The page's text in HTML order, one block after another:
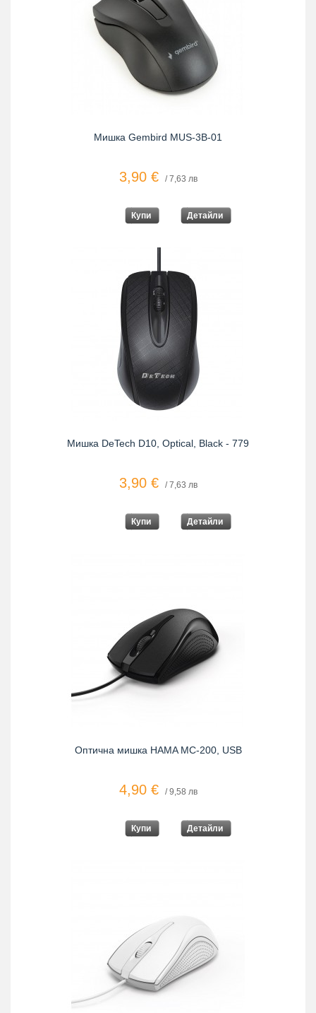
Мишка Gembird MUS-3B-01
3,90 € / 7,63 лв
Купи Детайли
Мишка DeTech D10, Optical, Black - 779
3,90 € / 7,63 лв
Купи Детайли
Оптична мишка HAMA MC-200, USB
4,90 € / 9,58 лв
Купи Детайли